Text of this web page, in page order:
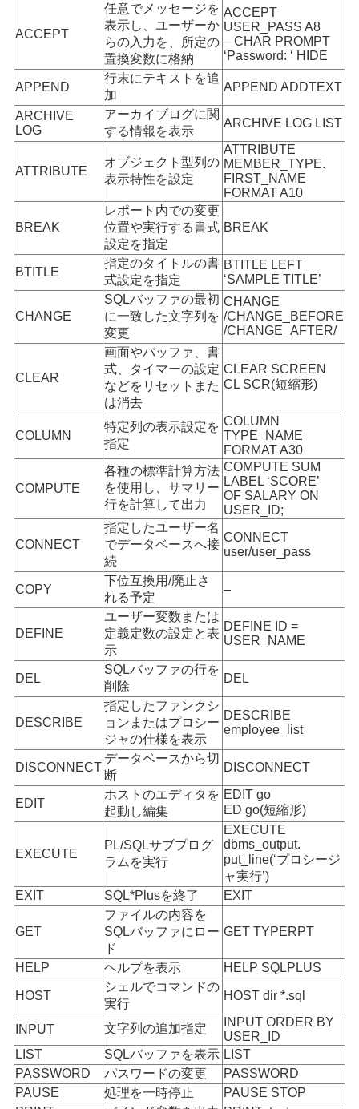
ACCEPT
任意でメッセージを
表示し、ユーザーか
らの入力を、所定の
置換変数に格納
ACCEPT
USER_PASS A8
– CHAR PROMPT
‘Password: ‘ HIDE
APPEND
行末にテキストを追
加
APPEND ADDTEXT
ARCHIVE
LOG
アーカイブログに関
する情報を表示
ARCHIVE LOG LIST
ATTRIBUTE
オブジェクト型列の
表示特性を設定
ATTRIBUTE
MEMBER_TYPE.
FIRST_NAME
FORMAT A10
BREAK
レポート内での変更
位置や実行する書式
設定を指定
BREAK
BTITLE
指定のタイトルの書
式設定を指定
BTITLE LEFT
‘SAMPLE TITLE’
CHANGE
SQLバッファの最初
に一致した文字列を
変更
CHANGE
/CHANGE_BEFORE
/CHANGE_AFTER/
CLEAR
画面やバッファ、書
式、タイマーの設定
などをリセットまた
は消去
CLEAR SCREEN
CL SCR(短縮形)
COLUMN
特定列の表示設定を
指定
COLUMN
TYPE_NAME
FORMAT A30
COMPUTE
各種の標準計算方法
を使用し、サマリー
行を計算して出力
COMPUTE SUM
LABEL ‘SCORE’
OF SALARY ON
USER_ID;
CONNECT
指定したユーザー名
でデータベースへ接
続
CONNECT
user/user_pass
COPY
下位互換用/廃止さ
れる予定
–
DEFINE
ユーザー変数または
定義定数の設定と表
示
DEFINE ID =
USER_NAME
DEL
SQLバッファの行を
削除
DEL
DESCRIBE
指定したファンクシ
ョンまたはプロシー
ジャの仕様を表示
DESCRIBE
employee_list
DISCONNECT
データベースから切
断
DISCONNECT
EDIT
ホストのエディタを
起動し編集
EDIT go
ED go(短縮形)
EXECUTE
PL/SQLサブプログ
ラムを実行
EXECUTE
dbms_output.
put_line(‘プロシージ
ャ実行’)
EXIT
SQL*Plusを終了 EXIT
GET
ファイルの内容を
SQLバッファにロー
ド
GET TYPERPT
HELP ヘルプを表示 HELP SQLPLUS
HOST
シェルでコマンドの
実行
HOST dir *.sql
INPUT 文字列の追加指定
INPUT ORDER BY
USER_ID
LIST
SQLバッファを表示 LIST
PASSWORD
パスワードの変更
PASSWORD
PAUSE
処理を一時停止
PAUSE STOP